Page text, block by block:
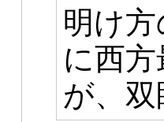
明け
に西
が、